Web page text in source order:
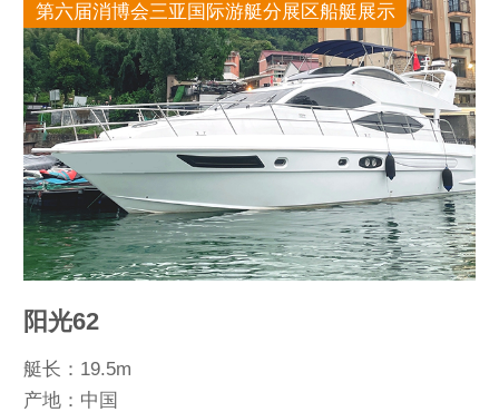
第六届消博会三亚国际游艇分展区船艇展示
阳光62
艇长：19.5m
产地：中国